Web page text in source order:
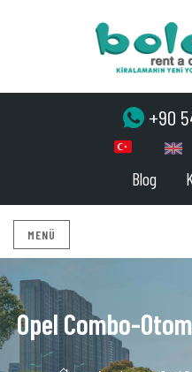
+90
Blog
MENÜ
Opel Combo-